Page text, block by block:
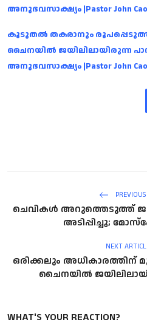
അനുഭവസാക്ഷ്യം |Pastor John
കൂടുതൽ തകരാനും
ചൈനയിൽ ജയിലിലായിരുന്ന
അനുഭവസാക്ഷ്യം |Pastor John
ചെവികള്‍ അറുത്തെടുത്ത്
അടിപ്പിച്ചു;
NEXT
ഒരിക്കലും അധികാരത്തിന്
ചൈനയിൽ
WHAT'S YOUR REACTION?